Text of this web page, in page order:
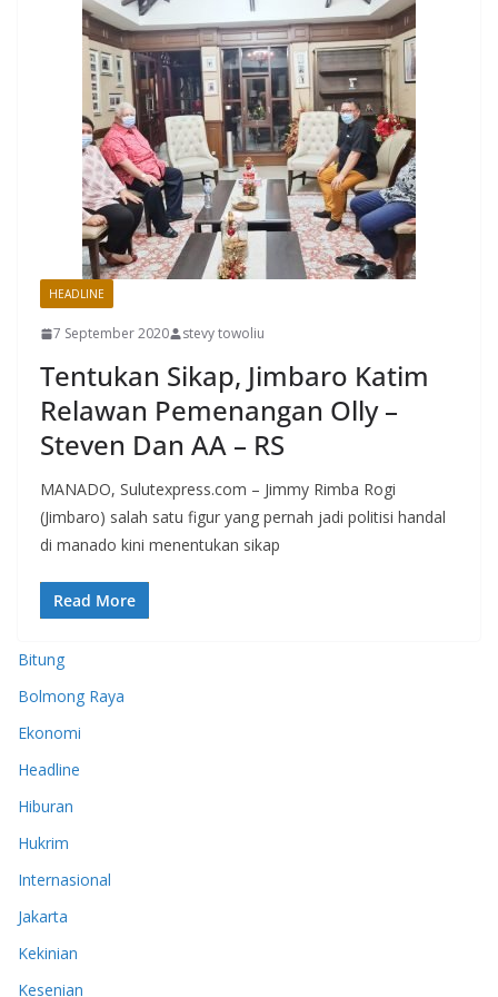
HEADLINE
7 September 2020 stevy towoliu
Tentukan Sikap, Jimbaro Katim
Relawan Pemenangan Olly –
Steven Dan AA – RS
MANADO, Sulutexpress.com – Jimmy Rimba Rogi
(Jimbaro) salah satu figur yang pernah jadi politisi handal
di manado kini menentukan sikap
Read More
Bitung
Bolmong Raya
Ekonomi
Headline
Hiburan
Hukrim
Internasional
Jakarta
Kekinian
Kesenian